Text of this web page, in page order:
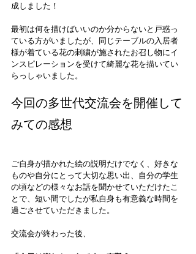
成しました！
最初は何を描けばいいのか分からないと戸惑っ
ている方がいましたが、同じテーブルの入居者
様が着ている花の刺繍が施されたお召し物にイ
ンスピレーションを受けて綺麗な花を描いてい
らっしゃいました。
今回の多世代交流会を開催して
みての感想
ご自身が描かれた絵の説明だけでなく、好きな
ものや自分にとって大切な思い出、自分の学生
の頃などの様々なお話を聞かせていただけたこ
とで、短い間でしたが私自身も有意義な時間を
過ごさせていただきました。
交流会が終わった後、